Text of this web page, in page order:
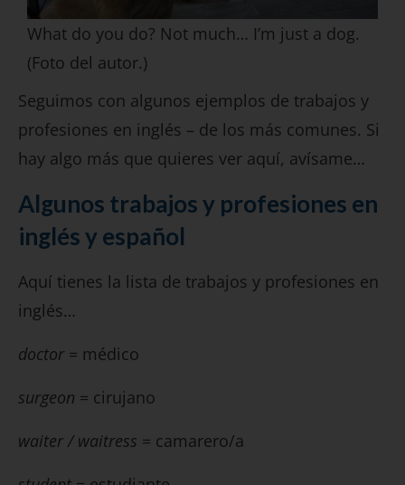
What do you do? Not much… I’m just a dog.
(Foto del autor.)
Seguimos con algunos ejemplos de trabajos y
profesiones en inglés – de los más comunes. Si
hay algo más que quieres ver aquí, avísame…
Algunos trabajos y profesiones en
inglés y español
Aquí tienes la lista de trabajos y profesiones en
inglés…
doctor = médico
surgeon = cirujano
waiter / waitress = camarero/a